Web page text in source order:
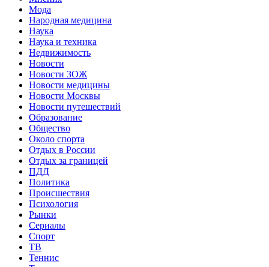
Мода
Народная медицина
Наука
Наука и техника
Недвижимость
Новости
Новости ЗОЖ
Новости медицины
Новости Москвы
Новости путешествий
Образование
Общество
Около спорта
Отдых в России
Отдых за границей
ПДД
Политика
Происшествия
Психология
Рынки
Сериалы
Спорт
ТВ
Теннис